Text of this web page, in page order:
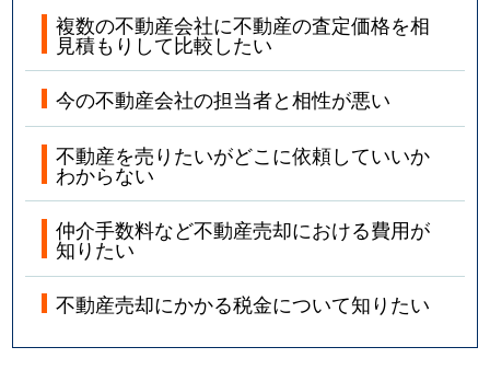
複数の不動産会社に不動産の査定価格を相
見積もりして比較したい
今の不動産会社の担当者と相性が悪い
不動産を売りたいがどこに依頼していいか
わからない
仲介手数料など不動産売却における費用が
知りたい
不動産売却にかかる税金について知りたい